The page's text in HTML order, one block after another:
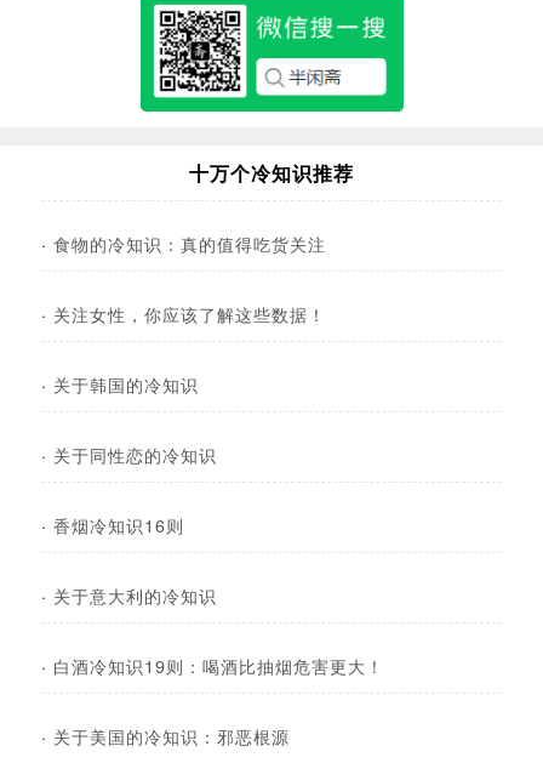
十万个冷知识推荐
· 食物的冷知识：真的值得吃货关注
· 关注女性，你应该了解这些数据！
· 关于韩国的冷知识
· 关于同性恋的冷知识
· 香烟冷知识16则
· 关于意大利的冷知识
· 白酒冷知识19则：喝酒比抽烟危害更大！
· 关于美国的冷知识：邪恶根源